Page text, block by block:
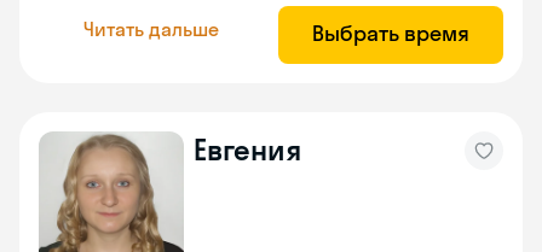
Читать дальше Выбрать время
Евгения